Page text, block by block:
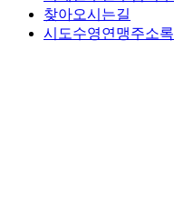
찾아오시는길
시도수영연맹주소록